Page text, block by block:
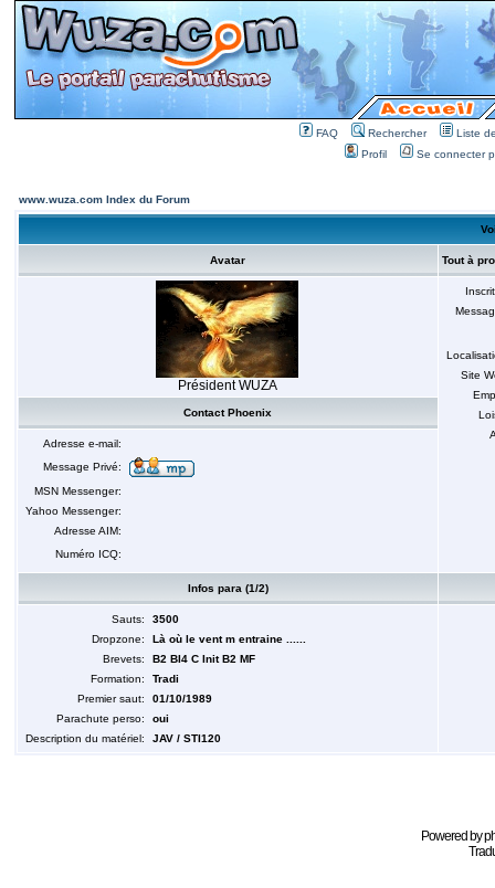
FAQ Rechercher
Liste
Profil
Se connecter
www.wuza.com Index du Forum
Avatar Tout à
Président WUZA
Site
Contact Phoenix
Adresse e-mail:
Message Privé:
MSN Messenger:
Yahoo Messenger:
Adresse AIM:
Numéro ICQ:
Infos para (1/2)
Sauts:
3500
Dropzone:
Là où le vent m entraine ......
Brevets:
B2 BI4 C Init B2 MF
Formation:
Tradi
Premier saut:
01/10/1989
Parachute perso:
oui
Description du matériel:
JAV / STI120
Powered by